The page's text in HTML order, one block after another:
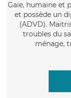
Gaie, humaine et
et possède un
(ADVD).
troubles du
ménage,